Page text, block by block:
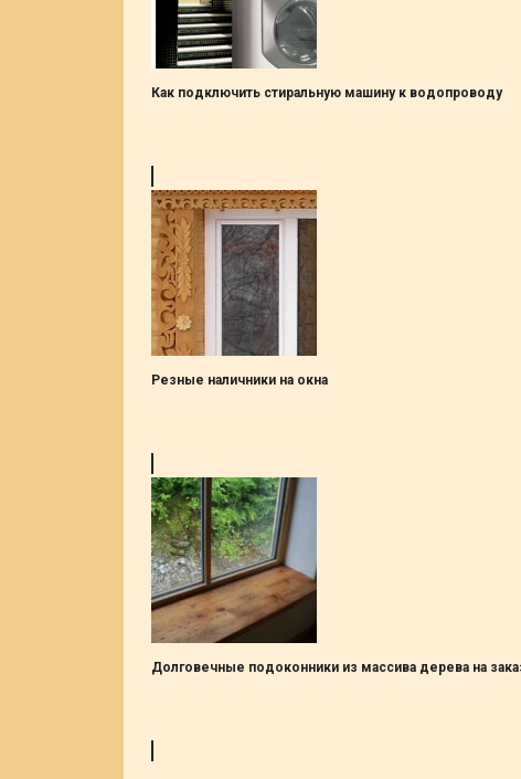
Как подключить стиральную машину к водопроводу
Резные наличники на окна
Долговечные подоконники из массива дерева на